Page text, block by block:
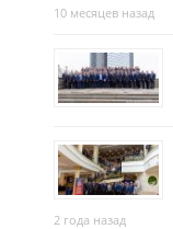
10 месяцев назад
2 года назад